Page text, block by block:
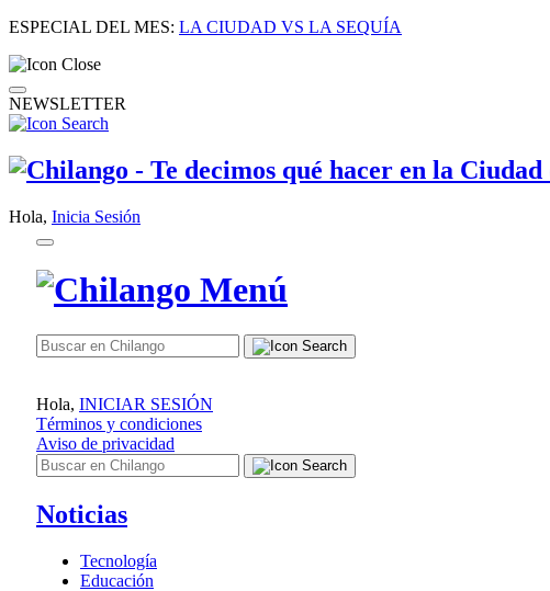
ESPECIAL DEL MES: LA CIUDAD VS LA SEQUÍA
NEWSLETTER
Hola, Inicia Sesión
Hola, INICIAR SESIÓN
Términos y condiciones
Aviso de privacidad
Noticias
Tecnología
Educación